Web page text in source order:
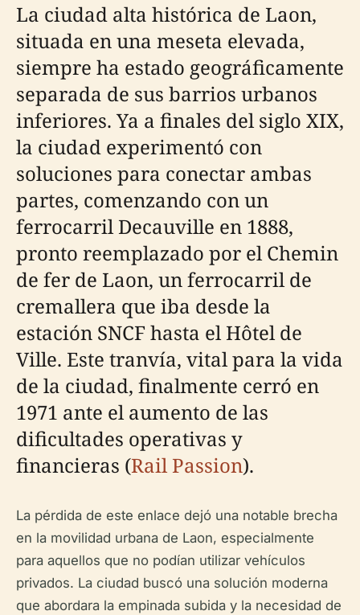
La ciudad alta histórica de Laon,
situada en una meseta elevada,
siempre ha estado geográficamente
separada de sus barrios urbanos
inferiores. Ya a finales del siglo XIX,
la ciudad experimentó con
soluciones para conectar ambas
partes, comenzando con un
ferrocarril Decauville en 1888,
pronto reemplazado por el Chemin
de fer de Laon, un ferrocarril de
cremallera que iba desde la
estación SNCF hasta el Hôtel de
Ville. Este tranvía, vital para la vida
de la ciudad, finalmente cerró en
1971 ante el aumento de las
dificultades operativas y
financieras (Rail Passion).
La pérdida de este enlace dejó una notable brecha
en la movilidad urbana de Laon, especialmente
para aquellos que no podían utilizar vehículos
privados. La ciudad buscó una solución moderna
que abordara la empinada subida y la necesidad de